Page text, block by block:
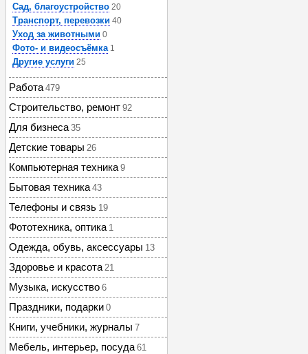
Сад, благоустройство 20
Транспорт, перевозки 40
Уход за животными 0
Фото- и видеосъёмка 1
Другие услуги 25
Работа 479
Строительство, ремонт 92
Для бизнеса 35
Детские товары 26
Компьютерная техника 9
Бытовая техника 43
Телефоны и связь 19
Фототехника, оптика 1
Одежда, обувь, аксессуары 13
Здоровье и красота 21
Музыка, искусство 6
Праздники, подарки 0
Книги, учебники, журналы 7
Мебель, интерьер, посуда 61